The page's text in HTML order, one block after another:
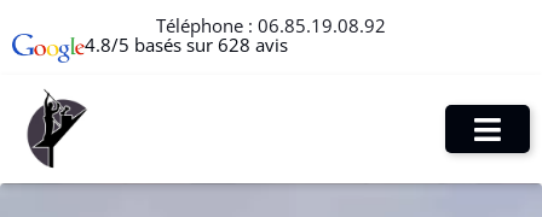
Téléphone : 06.85.19.08.92
4.8/5 basés sur 628 avis